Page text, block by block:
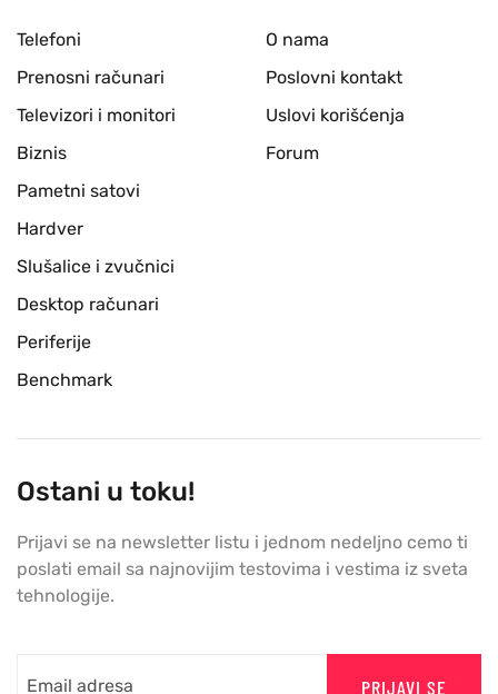
Telefoni
Prenosni računari
Televizori i monitori
Biznis
Pametni satovi
Hardver
Slušalice i zvučnici
Desktop računari
Periferije
Benchmark
O nama
Poslovni kontakt
Uslovi korišćenja
Forum
Ostani u toku!
Prijavi se na newsletter listu i jednom nedeljno cemo ti
poslati email sa najnovijim testovima i vestima iz sveta
tehnologije.
PRIJAVI SE